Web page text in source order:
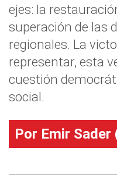
ejes: la
superación de las
regionales. La
representar, esta
cuestión
social.
Por Emir Sader